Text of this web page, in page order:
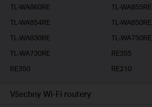
TL-WA860RE
TL-WA855RE
TL-WA854RE
TL-WA850RE
TL-WA830RE
TL-WA750RE
TL-WA730RE
RE355
RE350
RE210
Všechny Wi-Fi routery